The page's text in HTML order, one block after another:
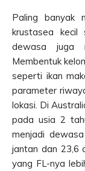
Paling banyak
krustasea
dewasa juga
Membentuk
seperti ikan
parameter
lokasi. Di
pada usia 2
menjadi
jantan dan 23,6
yang FL-nya